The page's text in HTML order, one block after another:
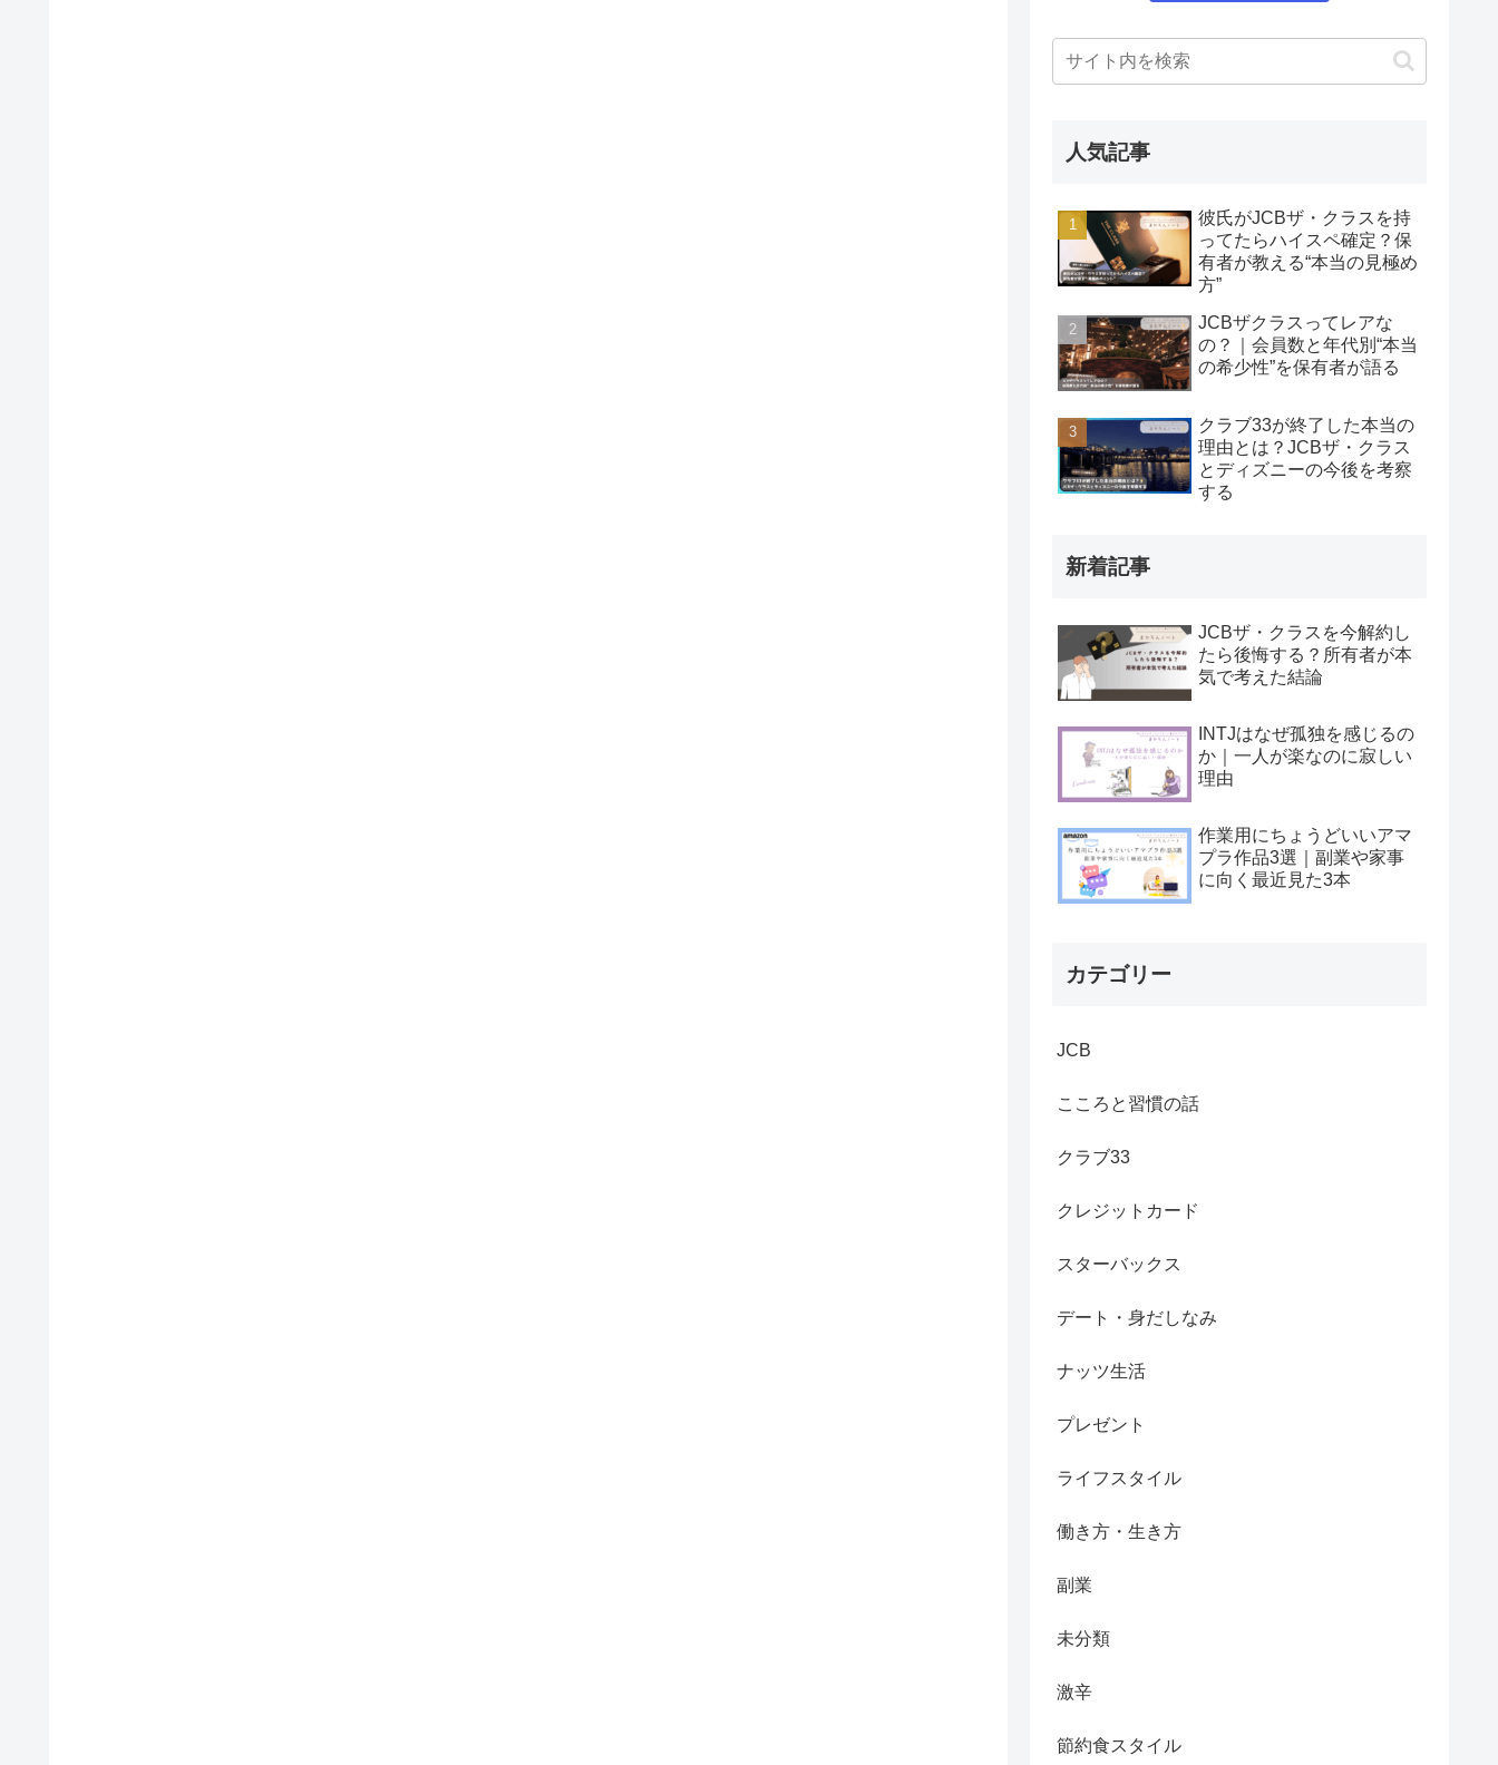
人気記事
彼氏がJCBザ・クラスを持
ってたらハイスペ確定？保
有者が教える“本当の見極め
方”
JCBザクラスってレアな
の？｜会員数と年代別“本当
の希少性”を保有者が語る
クラブ33が終了した本当の
理由とは？JCBザ・クラス
とディズニーの今後を考察
する
新着記事
JCBザ・クラスを今解約し
たら後悔する？所有者が本
気で考えた結論
INTJはなぜ孤独を感じるの
か｜一人が楽なのに寂しい
理由
作業用にちょうどいいアマ
プラ作品3選｜副業や家事
に向く最近見た3本
カテゴリー
JCB
こころと習慣の話
クラブ33
クレジットカード
スターバックス
デート・身だしなみ
ナッツ生活
プレゼント
ライフスタイル
働き方・生き方
副業
未分類
激辛
節約食スタイル